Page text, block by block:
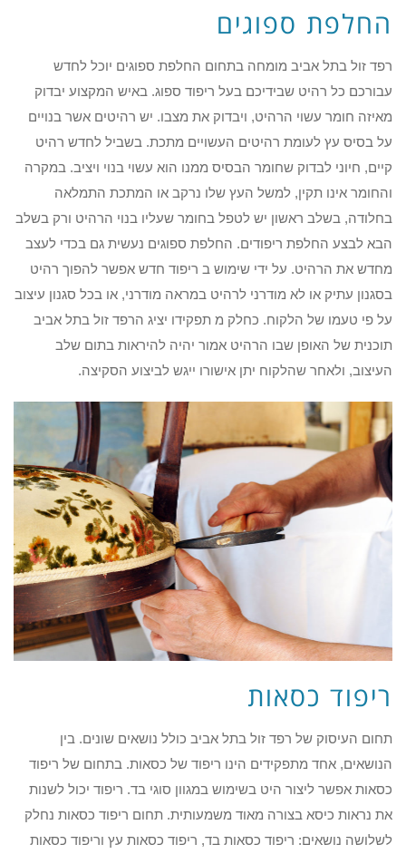
החלפת ספוגים
רפד זול בתל אביב מומחה בתחום החלפת ספוגים יוכל לחדש
עבורכם כל רהיט שבידיכם בעל ריפוד ספוג. באיש המקצוע יבדוק
מאיזה חומר עשוי הרהיט, ויבדוק את מצבו. יש רהיטים אשר בנויים
על בסיס עץ לעומת רהיטים העשויים מתכת. בשביל לחדש רהיט
קיים, חיוני לבדוק שחומר הבסיס ממנו הוא עשוי בנוי ויציב. במקרה
והחומר אינו תקין, למשל העץ שלו נרקב או המתכת התמלאה
בחלודה, בשלב ראשון יש לטפל בחומר שעליו בנוי הרהיט ורק בשלב
הבא לבצע החלפת ריפודים. החלפת ספוגים נעשית גם בכדי לעצב
מחדש את הרהיט. על ידי שימוש ב ריפוד חדש אפשר להפוך רהיט
בסגנון עתיק או לא מודרני לרהיט במראה מודרני, או בכל סגנון עיצוב
על פי טעמו של הלקוח. כחלק מ תפקידו יציג הרפד זול בתל אביב
תוכנית של האופן שבו הרהיט אמור יהיה להיראות בתום שלב
העיצוב, ולאחר שהלקוח יתן אישורו ייגש לביצוע הסקיצה.
ריפוד כסאות
תחום העיסוק של רפד זול בתל אביב כולל נושאים שונים. בין
הנושאים, אחד מתפקידים הינו ריפוד של כסאות. בתחום של ריפוד
כסאות אפשר ליצור היט בשימוש במגוון סוגי בד. ריפוד יכול לשנות
את נראות כיסא בצורה מאוד משמעותית. תחום ריפוד כסאות נחלק
לשלושה נושאים: ריפוד כסאות בד, ריפוד כסאות עץ וריפוד כסאות